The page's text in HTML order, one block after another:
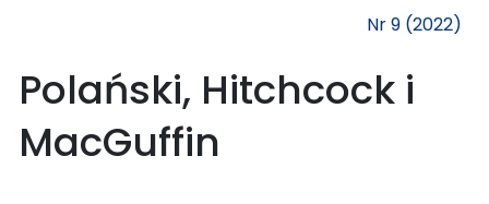
Nr 9 (2022)
Polański, Hitchcock i
MacGuffin